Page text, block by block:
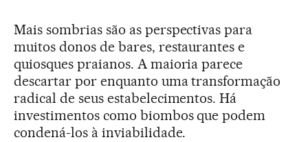
Mais sombrias são as perspectivas para
muitos donos de bares, restaurantes e
quiosques praianos. A maioria parece
descartar por enquanto uma transformação
radical de seus estabelecimentos. Há
investimentos como biombos que podem
condená-los à inviabilidade.